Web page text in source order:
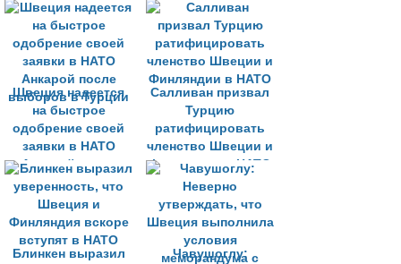
Швеция надеется
на быстрое
одобрение своей
заявки в НАТО
Анкарой после
выборов в Турции
Салливан призвал
Турцию
ратифицировать
членство Швеции и
Финляндии в НАТО
Блинкен выразил
Чавушоглу: